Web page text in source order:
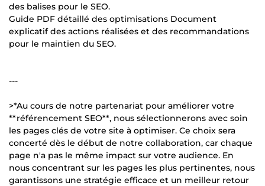
des balises pour le SEO.
Guide PDF détaillé des optimisations Document
explicatif des actions réalisées et des recommandations
pour le maintien du SEO.
---
>*Au cours de notre partenariat pour améliorer votre
**référencement SEO**, nous sélectionnerons avec soin
les pages clés de votre site à optimiser. Ce choix sera
concerté dès le début de notre collaboration, car chaque
page n'a pas le même impact sur votre audience. En
nous concentrant sur les pages les plus pertinentes, nous
garantissons une stratégie efficace et un meilleur retour